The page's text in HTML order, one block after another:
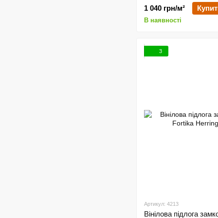
1 040 грн/м²
В наявності
3
Артикул: 4213
Вінілова підлога